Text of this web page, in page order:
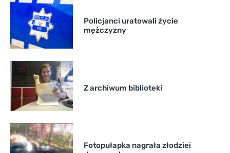
Policjanci uratowali życie
mężczyzny
Z archiwum biblioteki
Fotopułapka nagrała złodziei